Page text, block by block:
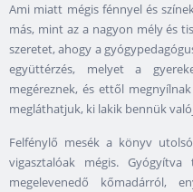
Ami miatt mégis fénnyel és
más, mint az a nagyon mély és
szeretet, ahogy a
együttérzés, melyet a
megéreznek, és ettől
megláthatjuk, ki lakik bennük
Felfénylő mesék a könyv
vigasztalóak mégis.
megelevenedő kőmadárról,